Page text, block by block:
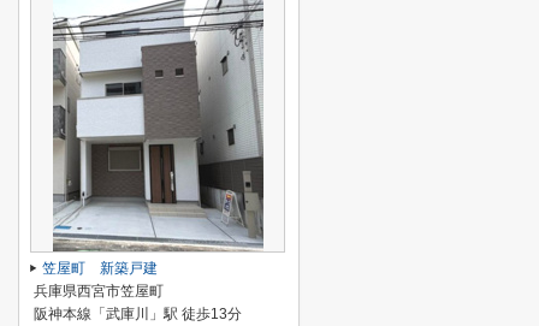
笠屋町 新築戸建
兵庫県西宮市笠屋町
阪神本線「武庫川」駅 徒歩13分